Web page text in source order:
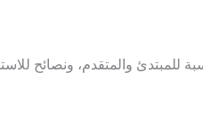
للمبتدئ والمتقدم، ونصائح